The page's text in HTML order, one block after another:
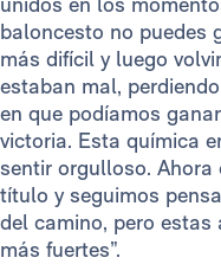
baloncesto no puedes
más difícil y luego
estaban mal,
en que podíamos
victoria. Esta química
sentir orgulloso.
título y seguimos
del camino, pero estas
más fuertes”.